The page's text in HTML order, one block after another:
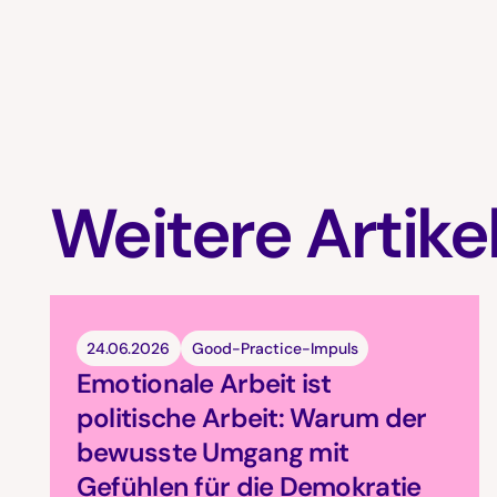
Weitere
24.06.2026 Good-Practice-Impuls
Emotionale Arbeit ist
politische Arbeit: Warum der
bewusste Umgang mit
Gefühlen für die Demokratie